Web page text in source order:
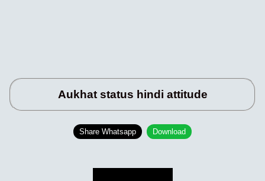
Aukhat status hindi attitude
Share Whatsapp Download